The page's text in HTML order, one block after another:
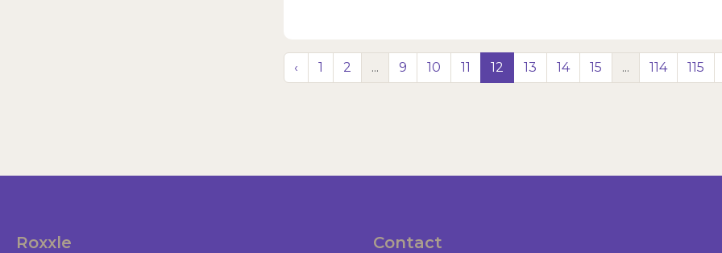
‹ 1 2 ... 9 10 11 12 13 14 15 ... 114 115
Roxxle Contact